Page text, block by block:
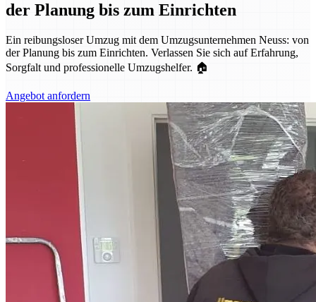
der Planung bis zum Einrichten
Ein reibungsloser Umzug mit dem Umzugsunternehmen Neuss: von
der Planung bis zum Einrichten. Verlassen Sie sich auf Erfahrung,
Sorgfalt und professionelle Umzugshelfer. 🏠
Angebot anfordern